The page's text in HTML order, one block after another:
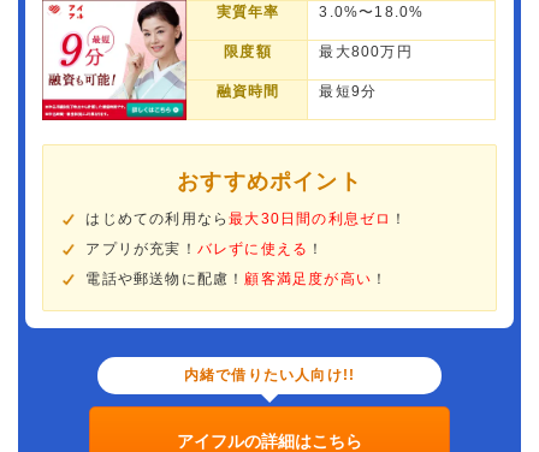
実質年率 3.0%〜18.0%
限度額 最大800万円
融資時間 最短9分
おすすめポイント
はじめての利用なら最大30日間の利息ゼロ ！
アプリが充実！ バレずに使える ！
電話や郵送物に配慮！顧客満足度が高い ！
内緒で借りたい人向け!!
アイフルの詳細はこちら